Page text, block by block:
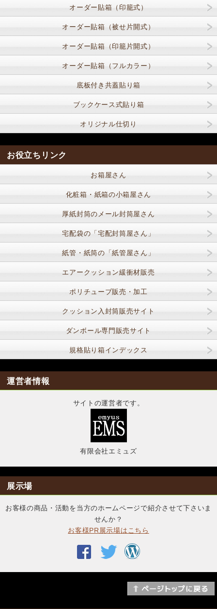
オーダー貼箱（印籠式）
オーダー貼箱（被せ片開式）
オーダー貼箱（印籠片開式）
オーダー貼箱（フルカラー）
底板付き共蓋貼り箱
ブックケース式貼り箱
オリジナル仕切り
お役立ちリンク
お箱屋さん
化粧箱・紙箱の小箱屋さん
厚紙封筒のメール封筒屋さん
宅配袋の「宅配封筒屋さん」
紙管・紙筒の「紙管屋さん」
エアークッション緩衝材販売
ポリチューブ販売・加工
クッション入封筒販売サイト
ダンボール専門販売サイト
規格貼り箱インデックス
運営者情報
サイトの運営者です。
有限会社エミュズ
展示場
お客様の商品・活動を当方のホームページで紹介させて下さいま
せんか？
お客様PR展示場はこちら